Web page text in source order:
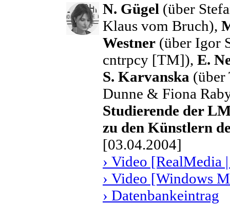
N. Gügel (über
Klaus vom Bruch),
Westner (über Igor
cntrpcy [TM]), E.
S. Karvanska (über
Dunne & Fiona
Studierende der
zu den Künstlern
[03.04.2004]
› Video [RealMedia
› Video [Windows
› Datenbankeintrag